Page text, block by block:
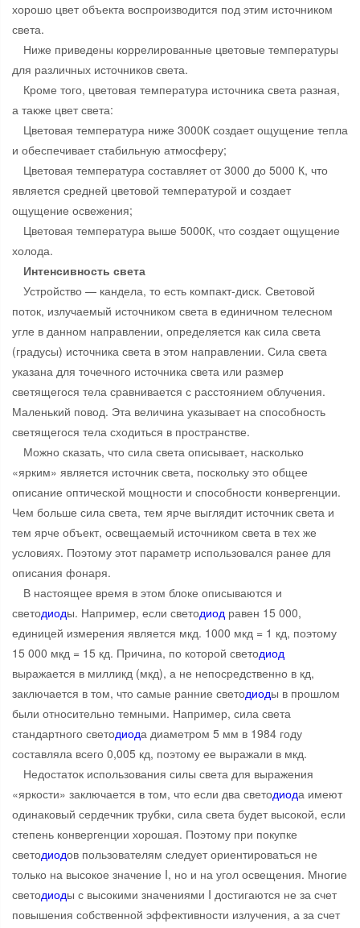
хорошо цвет объекта воспроизводится под этим источником
света.
Ниже приведены коррелированные цветовые температуры
для различных источников света.
Кроме того, цветовая температура источника света разная,
а также цвет света:
Цветовая температура ниже 3000К создает ощущение тепла
и обеспечивает стабильную атмосферу;
Цветовая температура составляет от 3000 до 5000 К, что
является средней цветовой температурой и создает
ощущение освежения;
Цветовая температура выше 5000К, что создает ощущение
холода.
Интенсивность света
Устройство — кандела, то есть компакт-диск. Световой
поток, излучаемый источником света в единичном телесном
угле в данном направлении, определяется как сила света
(градусы) источника света в этом направлении. Сила света
указана для точечного источника света или размер
светящегося тела сравнивается с расстоянием облучения.
Маленький повод. Эта величина указывает на способность
светящегося тела сходиться в пространстве.
Можно сказать, что сила света описывает, насколько
«ярким» является источник света, поскольку это общее
описание оптической мощности и способности конвергенции.
Чем больше сила света, тем ярче выглядит источник света и
тем ярче объект, освещаемый источником света в тех же
условиях. Поэтому этот параметр использовался ранее для
описания фонаря.
В настоящее время в этом блоке описываются и
светодиоды. Например, если светодиод равен 15 000,
единицей измерения является мкд. 1000 мкд = 1 кд, поэтому
15 000 мкд = 15 кд. Причина, по которой светодиод
выражается в милликд (мкд), а не непосредственно в кд,
заключается в том, что самые ранние светодиоды в прошлом
были относительно темными. Например, сила света
стандартного светодиода диаметром 5 мм в 1984 году
составляла всего 0,005 кд, поэтому ее выражали в мкд.
Недостаток использования силы света для выражения
«яркости» заключается в том, что если два светодиода имеют
одинаковый сердечник трубки, сила света будет высокой, если
степень конвергенции хорошая. Поэтому при покупке
светодиодов пользователям следует ориентироваться не
только на высокое значение I, но и на угол освещения. Многие
светодиоды с высокими значениями I достигаются не за счет
повышения собственной эффективности излучения, а за счет